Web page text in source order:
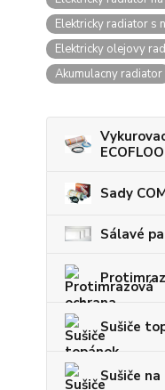
Elektricky radiator s
Elektricky olejovy
Akumulacny radiator
Sady
Sálavé
Sušiče
Sušiče